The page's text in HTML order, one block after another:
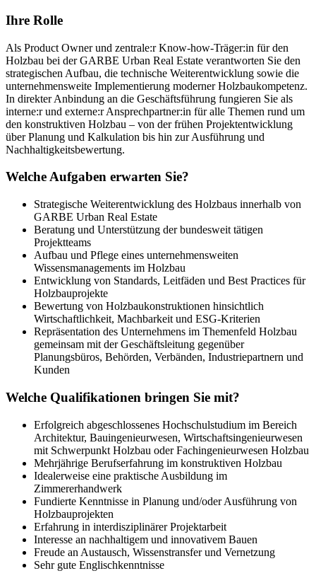
Ihre Rolle
Als Product Owner und zentrale:r Know-how-Träger:in für den
Holzbau bei der GARBE Urban Real Estate verantworten Sie den
strategischen Aufbau, die technische Weiterentwicklung sowie die
unternehmensweite Implementierung moderner Holzbaukompetenz.
In direkter Anbindung an die Geschäftsführung fungieren Sie als
interne:r und externe:r Ansprechpartner:in für alle Themen rund um
den konstruktiven Holzbau – von der frühen Projektentwicklung
über Planung und Kalkulation bis hin zur Ausführung und
Nachhaltigkeitsbewertung.
Welche Aufgaben erwarten Sie?
Strategische Weiterentwicklung des Holzbaus innerhalb von
GARBE Urban Real Estate
Beratung und Unterstützung der bundesweit tätigen
Projektteams
Aufbau und Pflege eines unternehmensweiten
Wissensmanagements im Holzbau
Entwicklung von Standards, Leitfäden und Best Practices für
Holzbauprojekte
Bewertung von Holzbaukonstruktionen hinsichtlich
Wirtschaftlichkeit, Machbarkeit und ESG-Kriterien
Repräsentation des Unternehmens im Themenfeld Holzbau
gemeinsam mit der Geschäftsleitung gegenüber
Planungsbüros, Behörden, Verbänden, Industriepartnern und
Kunden
Welche Qualifikationen bringen Sie mit?
Erfolgreich abgeschlossenes Hochschulstudium im Bereich
Architektur, Bauingenieurwesen, Wirtschaftsingenieurwesen
mit Schwerpunkt Holzbau oder Fachingenieurwesen Holzbau
Mehrjährige Berufserfahrung im konstruktiven Holzbau
Idealerweise eine praktische Ausbildung im
Zimmererhandwerk
Fundierte Kenntnisse in Planung und/oder Ausführung von
Holzbauprojekten
Erfahrung in interdisziplinärer Projektarbeit
Interesse an nachhaltigem und innovativem Bauen
Freude an Austausch, Wissenstransfer und Vernetzung
Sehr gute Englischkenntnisse